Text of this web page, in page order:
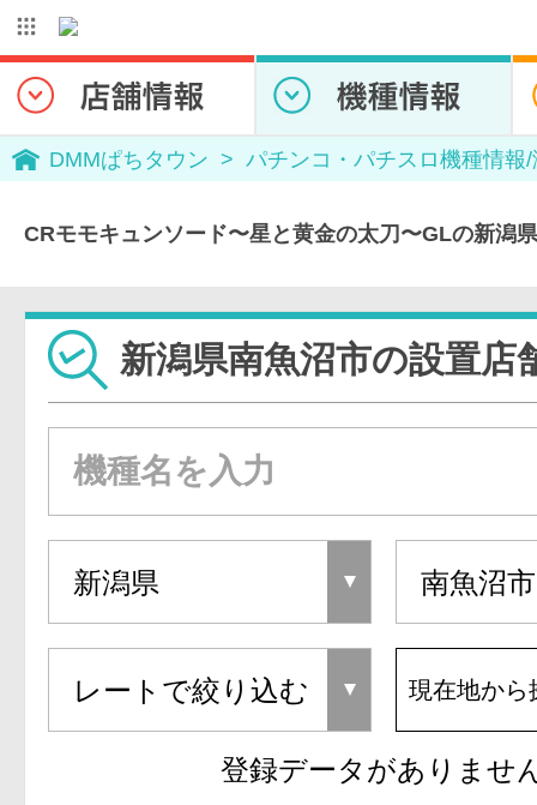
DMMぱちタウン パチンコ・パチスロ機種情報
CRモモキュンソード〜星と黄金の太刀〜GLの新潟
新潟県南魚沼市の設置店
現在地から
登録データがありませ